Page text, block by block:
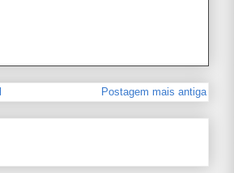
Postagem mais antiga